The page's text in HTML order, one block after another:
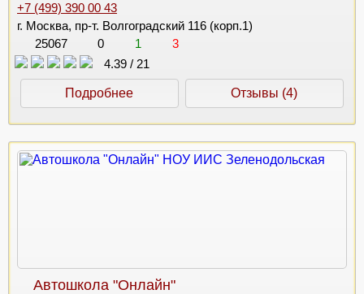
+7 (499) 390 00 43
г. Москва, пр-т. Волгоградский 116 (корп.1)
25067
0 1
3
4.39 / 21
Подробнее Отзывы (4)
Автошкола "Онлайн"